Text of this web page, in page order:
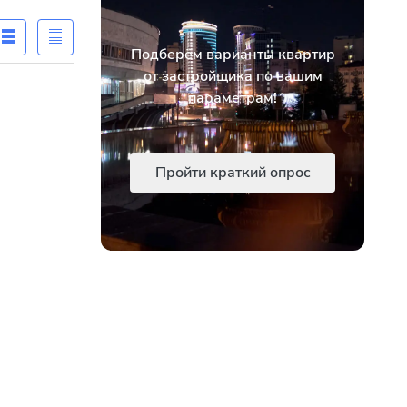
Подберём варианты квартир
от застройщика по вашим
параметрам!
Пройти краткий опрос